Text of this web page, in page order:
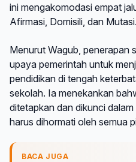
ini mengakomodasi empat
Afirmasi, Domisili, dan Mutasi.
Menurut Wagub, penerapan
upaya pemerintah untuk
pendidikan di tengah
sekolah. Ia menekankan
ditetapkan dan dikunci
harus dihormati oleh semua
BACA JUGA